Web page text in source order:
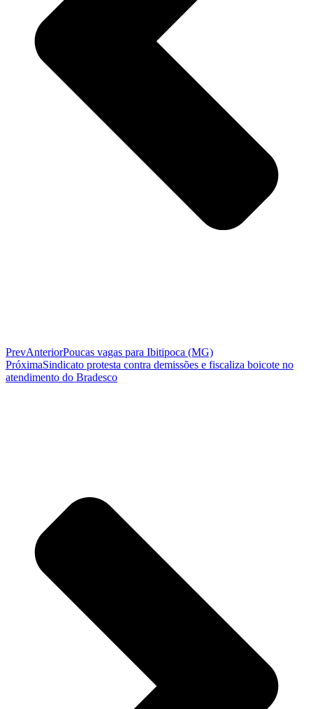
PrevAnteriorPoucas vagas para Ibitipoca (MG)
PróximaSindicato protesta contra demissões e fiscaliza boicote no
atendimento do Bradesco